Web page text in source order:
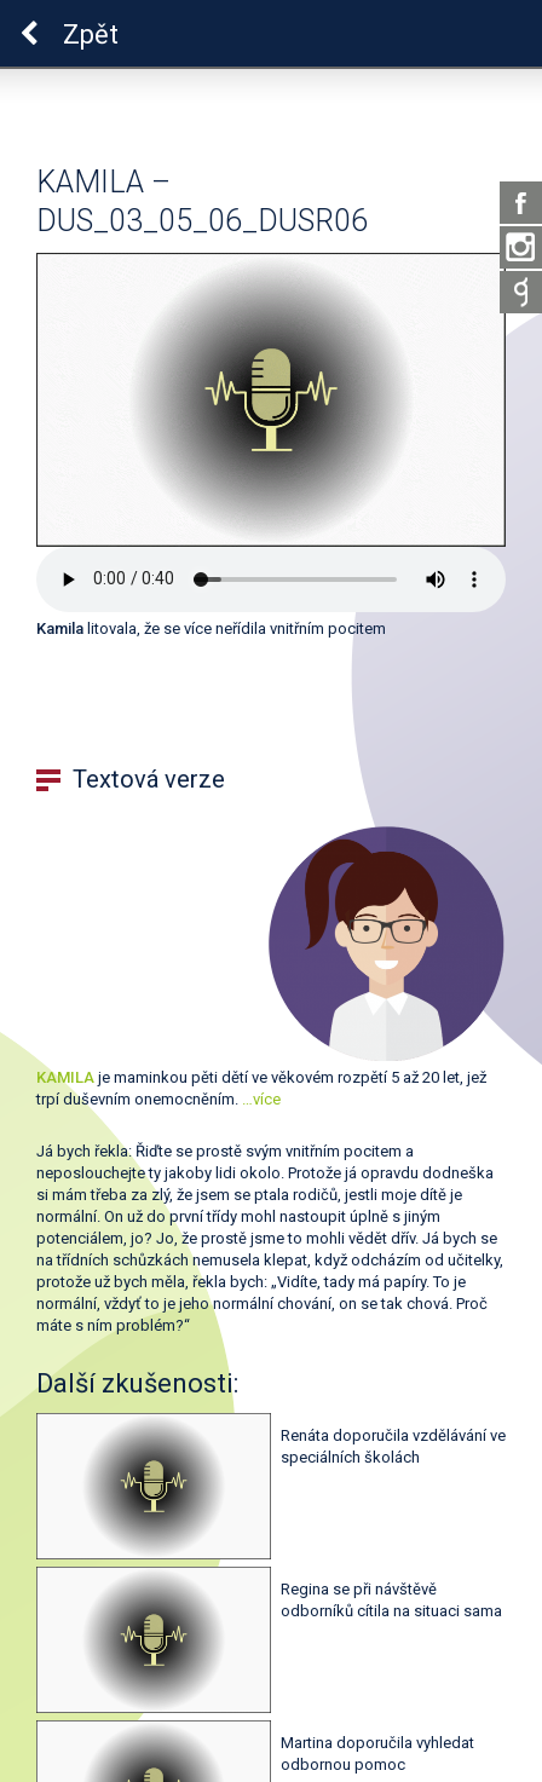
Zpět
KAMILA –
DUS_03_05_06_DUSR06
Kamila litovala, že se více neřídila vnitřním pocitem
Textová verze
KAMILA je maminkou pěti dětí ve věkovém rozpětí 5 až 20 let, jež
trpí duševním onemocněním.
…více
Já bych řekla: Řiďte se prostě svým vnitřním pocitem a
neposlouchejte ty jakoby lidi okolo. Protože já opravdu dodneška
si mám třeba za zlý, že jsem se ptala rodičů, jestli moje dítě je
normální. On už do první třídy mohl nastoupit úplně s jiným
potenciálem, jo? Jo, že prostě jsme to mohli vědět dřív. Já bych se
na třídních schůzkách nemusela klepat, když odcházím od učitelky,
protože už bych měla, řekla bych: „Vidíte, tady má papíry. To je
normální, vždyť to je jeho normální chování, on se tak chová. Proč
máte s ním problém?“
Další zkušenosti:
Renáta doporučila vzdělávání ve
speciálních školách
Regina se při návštěvě
odborníků cítila na situaci sama
Martina doporučila vyhledat
odbornou pomoc